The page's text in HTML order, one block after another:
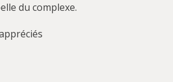
du complexe.